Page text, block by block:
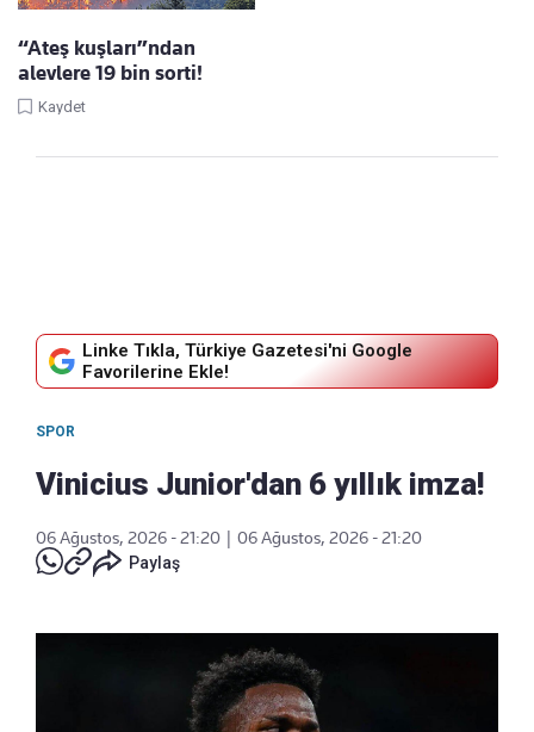
“Ateş kuşları”ndan
alevlere 19 bin sorti!
Kaydet
Linke Tıkla, Türkiye Gazetesi'ni Google
Favorilerine Ekle!
SPOR
Vinicius Junior'dan 6 yıllık imza!
06 Ağustos, 2026 - 21:20
06 Ağustos, 2026 - 21:20
Paylaş